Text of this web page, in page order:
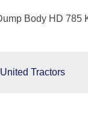
Body HD 785
Tractors